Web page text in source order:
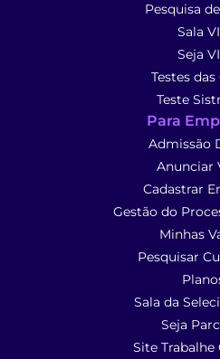
Pesquisa
Sala
Seja
Testes das
Teste
Para
Admissão
Anunciar
Cadastrar
Gestão do
Minhas
Pesquisar
Sala da
Seja
Site Trabalhe